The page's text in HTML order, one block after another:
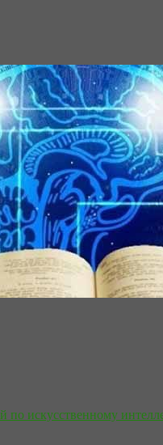
по искусственному